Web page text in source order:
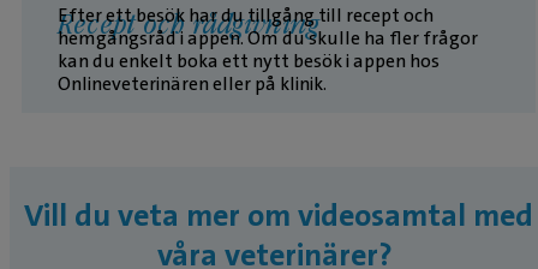
Recept och rådgivning
Efter ett besök har du tillgång till recept och
hemgångsråd i appen. Om du skulle ha fler frågor
kan du enkelt boka ett nytt besök i appen hos
Onlineveterinären eller på klinik.
Vill du veta mer om videosamtal med
våra veterinärer?